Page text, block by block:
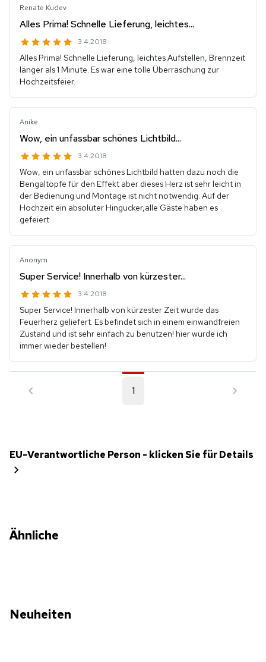
Renate Kudev
Alles Prima! Schnelle Lieferung, leichtes...
3.4.2018
Alles Prima! Schnelle Lieferung, leichtes Aufstellen, Brennzeit
länger als 1 Minute. Es war eine tolle Überraschung zur
Hochzeitsfeier.
Anike
Wow, ein unfassbar schönes Lichtbild...
3.4.2018
Wow, ein unfassbar schönes Lichtbild hatten dazu noch die
Bengaltöpfe für den Effekt aber dieses Herz ist sehr leicht in
der Bedienung und Montage ist nicht notwendig. Auf der
Hochzeit ein absoluter Hingucker,alle Gäste haben es
gefeiert
Anonym
Super Service! Innerhalb von kürzester...
3.4.2018
Super Service! Innerhalb von kürzester Zeit wurde das
Feuerherz geliefert. Es befindet sich in einem einwandfreien
Zustand und ist sehr einfach zu benutzen! hier würde ich
immer wieder bestellen!
1
EU-Verantwortliche Person - klicken Sie für Details
Ähnliche
Neuheiten